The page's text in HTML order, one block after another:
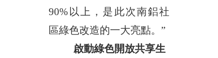
90%以上，是此次南鋁社
區綠色改造的一大亮點。”
啟動綠色開放共享生